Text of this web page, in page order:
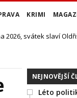
KRIMI
2026, svátek slaví
NEJNOVĚJŠÍ
Léto